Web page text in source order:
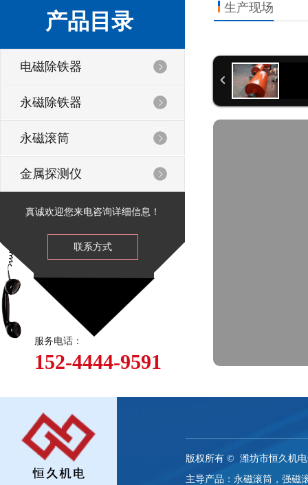
产品目录
电磁除铁器
永磁除铁器
永磁滚筒
金属探测仪
真诚欢迎您来电咨询详细信息！
联系方式
服务电话：
152-4444-9591
生产现场
版权所有 © 潍坊市恒久机
主导产品：永磁滚筒，强磁